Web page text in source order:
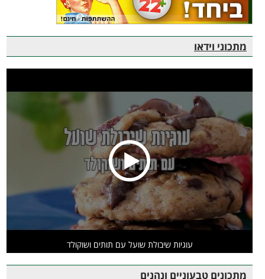
מתכוני וידאו
עוגיות שיבולת שועל עם תותים ושוקולד
מתכונים טבעוניים ונהנים